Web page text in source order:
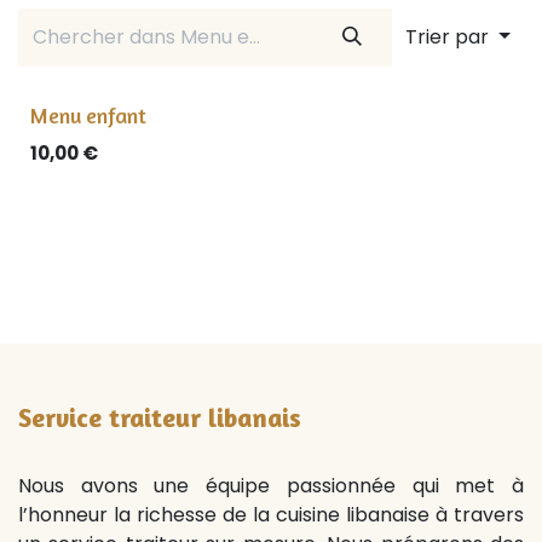
Trier par
Menu enfant
10,00€
Service traiteur libanais
Nous avons une équipe passionnée qui met à
l’honneur la richesse de la cuisine libanaise à travers